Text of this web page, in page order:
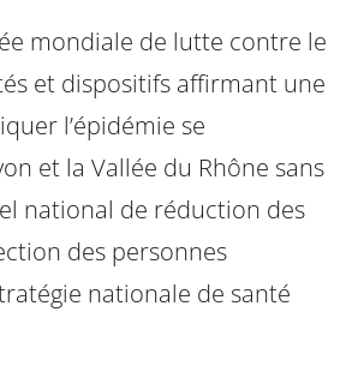
mondiale de lutte contre le
et dispositifs affirmant une
l’épidémie se
et la Vallée du Rhône sans
national de réduction des
des personnes
nationale de santé